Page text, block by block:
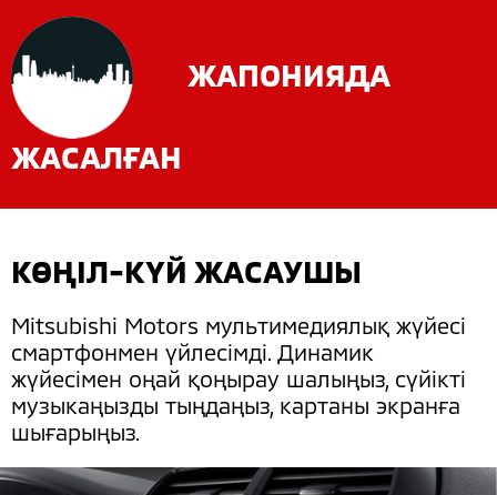
ЖАПОНИЯДА
ЖАСАЛҒАН
КӨҢІЛ-КҮЙ ЖАСАУШЫ
Mitsubishi Motors мультимедиялық жүйесі
смартфонмен үйлесімді. Динамик
жүйесімен оңай қоңырау шалыңыз, сүйікті
музыкаңызды тыңдаңыз, картаны экранға
шығарыңыз.